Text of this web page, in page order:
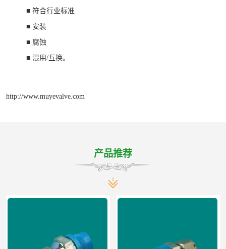
■ 符合行业标准
■ 安装
■ 腐蚀
■ 混用/互换。
http://www.muyevalve.com
产品推荐